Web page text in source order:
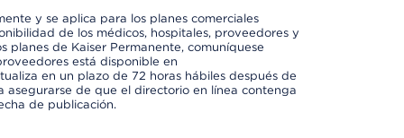
y se aplica para los planes comerciales
de los médicos, hospitales, proveedores y
planes de Kaiser Permanente, comuníquese
está disponible en
en un plazo de 72 horas hábiles después de
asegurarse de que el directorio en línea contenga
de publicación.